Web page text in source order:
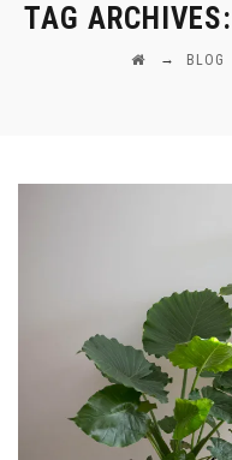
TAG ARCHIVES:
→ BLOG